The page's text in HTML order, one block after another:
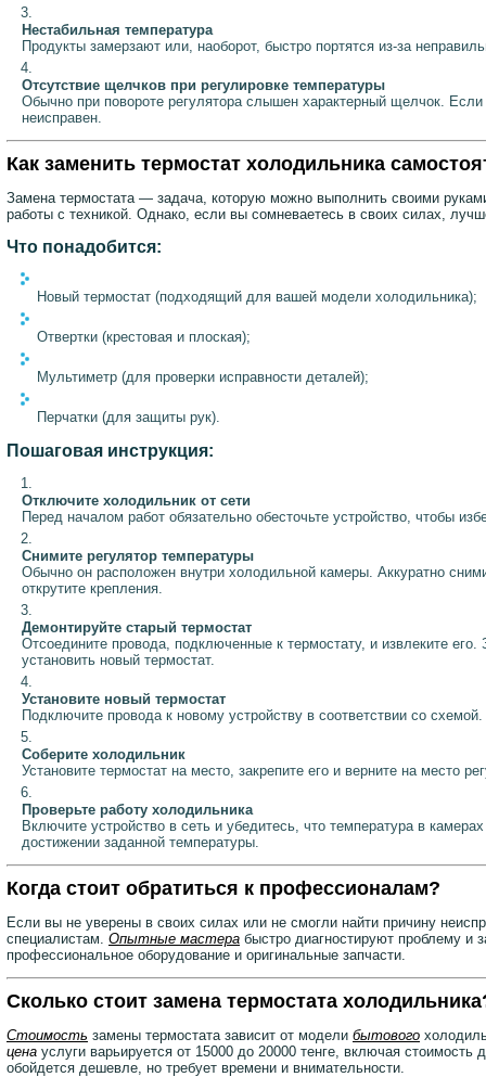
Нестабильная температура
Продукты замерзают или, наоборот, быстро портятся из-за
Отсутствие щелчков при регулировке температуры
Обычно при повороте регулятора слышен характерный щелчок. Если
неисправен.
Как заменить термостат холодильника
Замена термостата — задача, которую можно выполнить своими
работы с техникой. Однако, если вы сомневаетесь в своих силах,
Что понадобится:
Новый термостат (подходящий для вашей модели холодильника);
Отвертки (крестовая и плоская);
Мультиметр (для проверки исправности деталей);
Перчатки (для защиты рук).
Пошаговая инструкция:
Отключите холодильник от сети
Перед началом работ обязательно обесточьте устройство, чтобы
Снимите регулятор температуры
Обычно он расположен внутри холодильной камеры. Аккуратно
открутите крепления.
Демонтируйте старый термостат
Отсоедините провода, подключенные к термостату, и извлеките
установить новый термостат.
Установите новый термостат
Подключите провода к новому устройству в соответствии со
Соберите холодильник
Установите термостат на место, закрепите его и верните на место
Проверьте работу холодильника
Включите устройство в сеть и убедитесь, что температура в
достижении заданной температуры.
Когда стоит обратиться к профессионалам?
Если вы не уверены в своих силах или не смогли найти причину
специалистам. Опытные мастера быстро диагностируют проблему и
профессиональное оборудование и оригинальные запчасти.
Сколько стоит замена термостата
Стоимость замены термостата зависит от модели бытового
цена услуги варьируется от 15000 до 20000 тенге, включая стоимость
обойдется дешевле, но требует времени и внимательности.